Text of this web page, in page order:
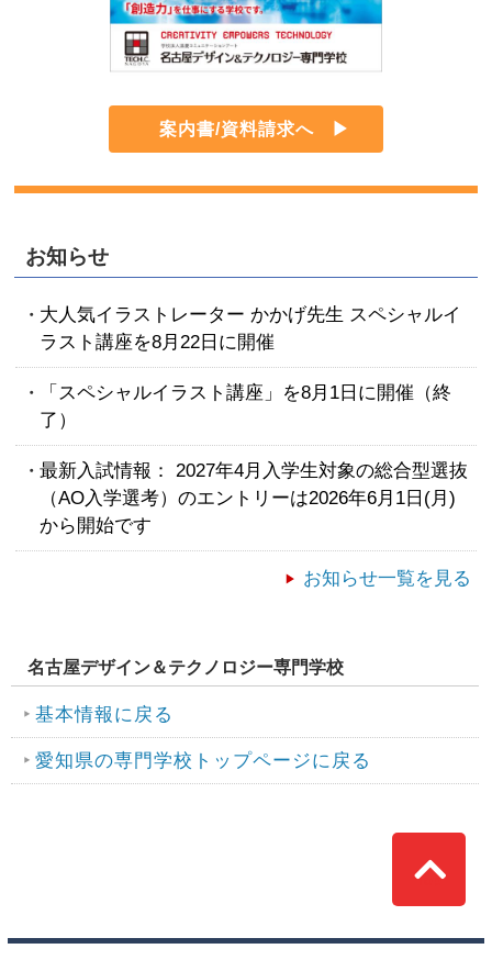
案内書/資料請求へ
お知らせ
大人気イラストレーター かかげ先生 スペシャルイ
ラスト講座を8月22日に開催
「スペシャルイラスト講座」を8月1日に開催（終
了）
最新入試情報： 2027年4月入学生対象の総合型選抜
（AO入学選考）のエントリーは2026年6月1日(月)
から開始です
お知らせ一覧を見る
名古屋デザイン＆テクノロジー専門学校
基本情報に戻る
愛知県の専門学校トップページに戻る
Top